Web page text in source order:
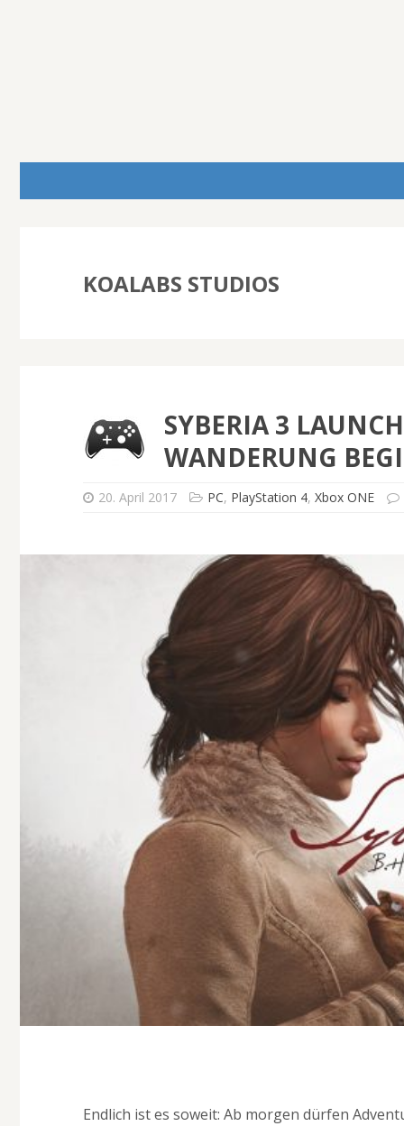
KOALABS STUDIOS
SYBERIA 3
ANDERUNG
20. April 2017 PC, PlayStation 4,Xbox ONE
Endlich ist es soweit: Ab morgen dürfen